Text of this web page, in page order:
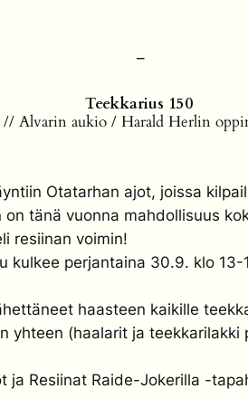
–
Teekkarius 150
// Alvarin aukio / Harald Herlin
Otatarhan ajot, joissa
tänä vuonna mahdollisuus
resiinan voimin!
perjantaina 30.9. klo 13-
haasteen kaikille
yhteen (haalarit ja
Resiinat Raide-Jokerilla -